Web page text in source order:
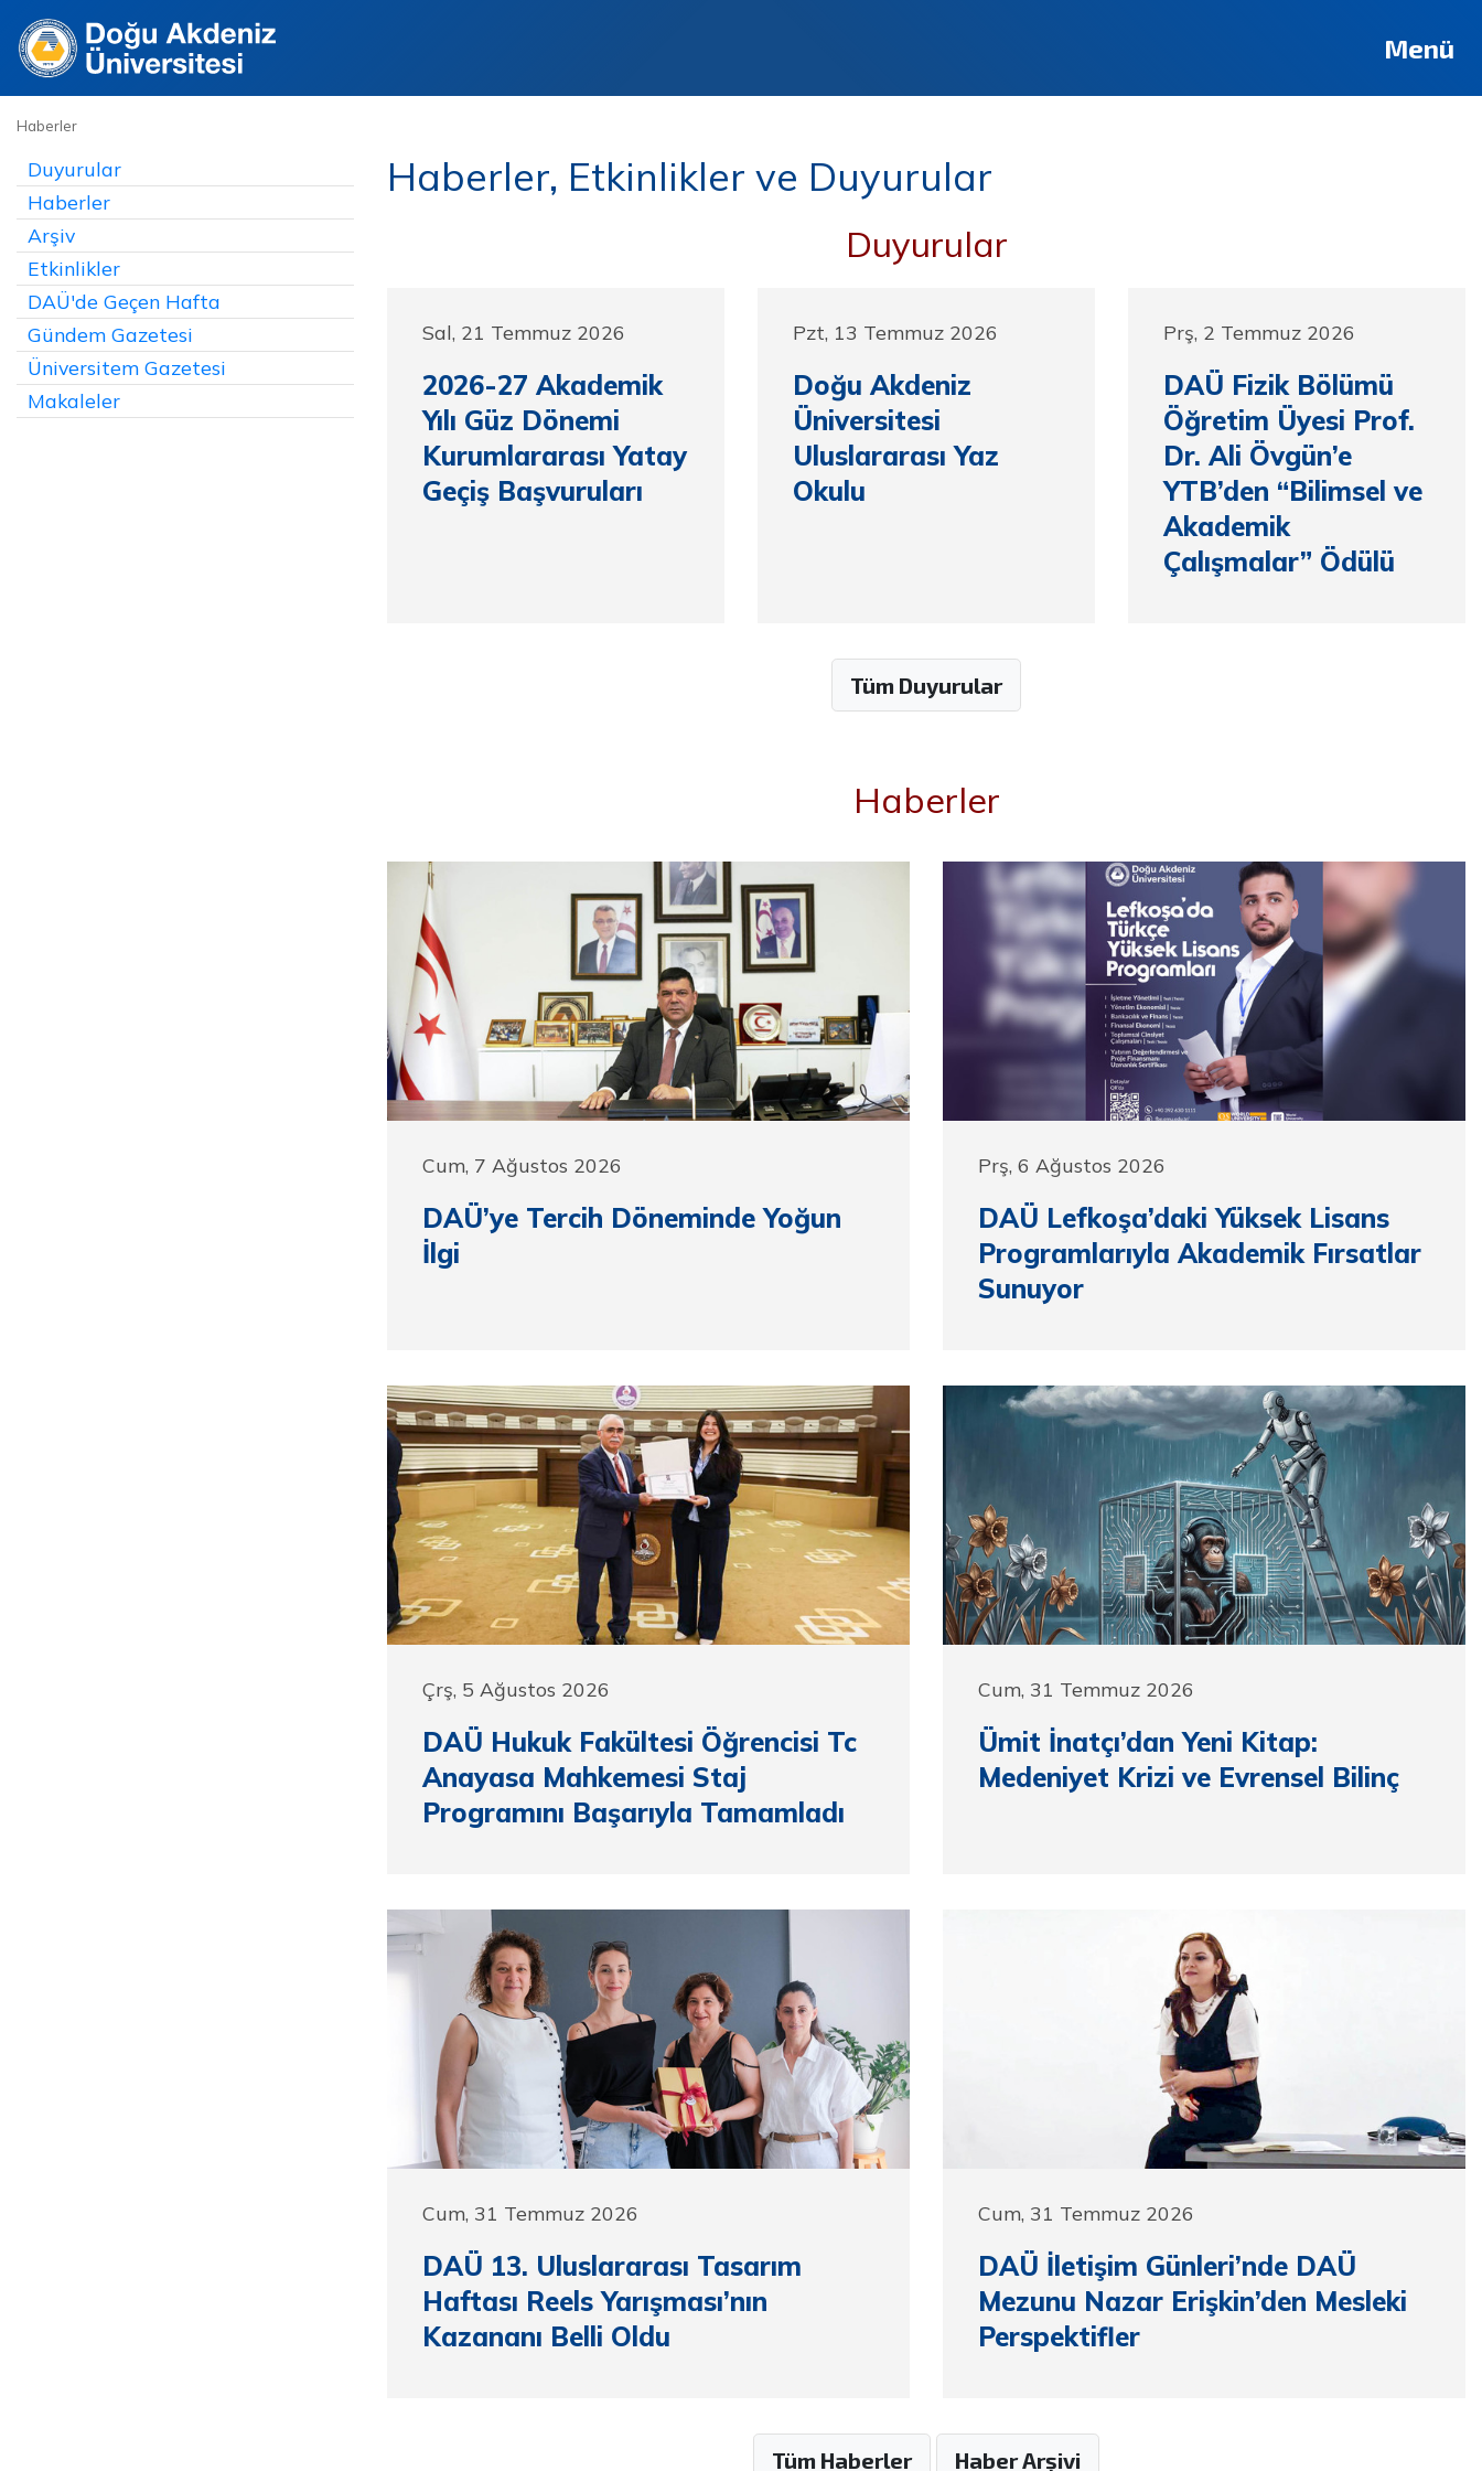
Menü
Haberler
Duyurular
Haberler
Arşiv
Etkinlikler
DAÜ'de Geçen Hafta
Gündem Gazetesi
Üniversitem Gazetesi
Makaleler
Haberler, Etkinlikler ve Duyurular
Duyurular
Sal, 21 Temmuz 2026
2026-27 Akademik
Yılı Güz Dönemi
Kurumlararası Yatay
Geçiş Başvuruları
Pzt, 13 Temmuz 2026
Doğu Akdeniz
Üniversitesi
Uluslararası Yaz
Okulu
Prş, 2 Temmuz 2026
DAÜ Fizik Bölümü
Öğretim Üyesi Prof.
Dr. Ali Övgün’e
YTB’den “Bilimsel ve
Akademik
Çalışmalar” Ödülü
Tüm Duyurular
Haberler
Cum, 7 Ağustos 2026
DAÜ’ye Tercih Döneminde Yoğun
İlgi
Prş, 6 Ağustos 2026
DAÜ Lefkoşa’daki Yüksek Lisans
Programlarıyla Akademik Fırsatlar
Sunuyor
Çrş, 5 Ağustos 2026
DAÜ Hukuk Fakültesi Öğrencisi Tc
Anayasa Mahkemesi Staj
Programını Başarıyla Tamamladı
Cum, 31 Temmuz 2026
Ümit İnatçı’dan Yeni Kitap:
Medeniyet Krizi ve Evrensel Bilinç
Cum, 31 Temmuz 2026
DAÜ 13. Uluslararası Tasarım
Haftası Reels Yarışması’nın
Kazananı Belli Oldu
Cum, 31 Temmuz 2026
DAÜ İletişim Günleri’nde DAÜ
Mezunu Nazar Erişkin’den Mesleki
Perspektifler
Tüm Haberler Haber Arşivi